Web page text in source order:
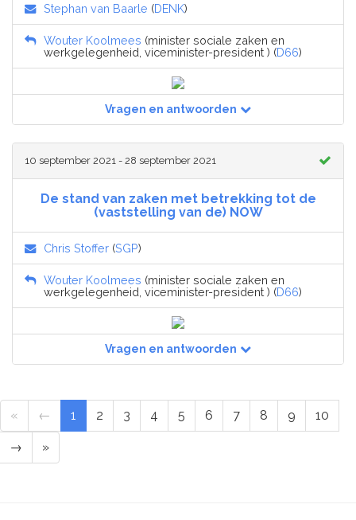
Stephan van Baarle (DENK)
Wouter Koolmees (minister sociale zaken en
werkgelegenheid, viceminister-president ) (D66)
Vragen en antwoorden
10 september 2021 - 28 september 2021
De stand van zaken met betrekking tot de
(vaststelling van de) NOW
Chris Stoffer (SGP)
Wouter Koolmees (minister sociale zaken en
werkgelegenheid, viceminister-president ) (D66)
Vragen en antwoorden
« ← 1 2 3 4 5 6 7 8 9 10
→ »